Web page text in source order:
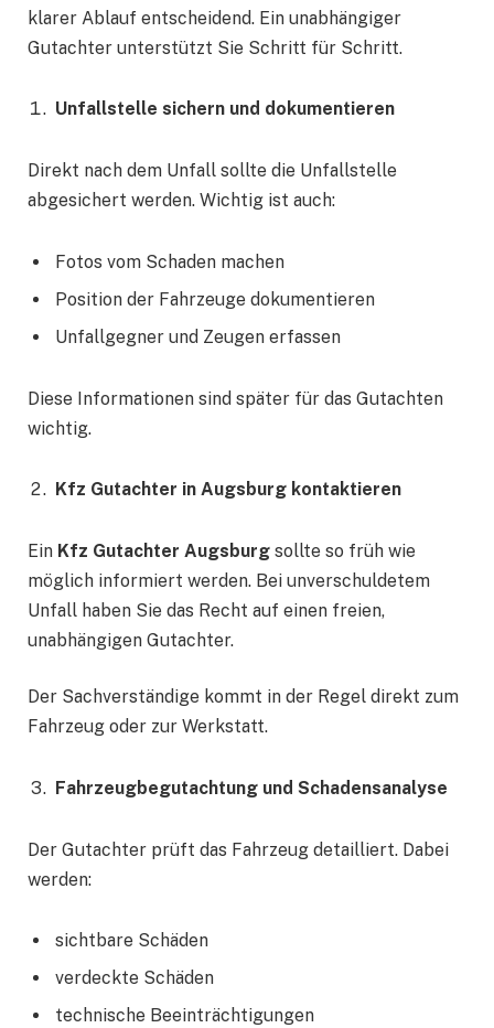
klarer Ablauf entscheidend. Ein unabhängiger
Gutachter unterstützt Sie Schritt für Schritt.
Unfallstelle sichern und dokumentieren
Direkt nach dem Unfall sollte die Unfallstelle
abgesichert werden. Wichtig ist auch:
Fotos vom Schaden machen
Position der Fahrzeuge dokumentieren
Unfallgegner und Zeugen erfassen
Diese Informationen sind später für das Gutachten
wichtig.
Kfz Gutachter in Augsburg kontaktieren
Ein Kfz Gutachter Augsburg sollte so früh wie
möglich informiert werden. Bei unverschuldetem
Unfall haben Sie das Recht auf einen freien,
unabhängigen Gutachter.
Der Sachverständige kommt in der Regel direkt zum
Fahrzeug oder zur Werkstatt.
Fahrzeugbegutachtung und Schadensanalyse
Der Gutachter prüft das Fahrzeug detailliert. Dabei
werden:
sichtbare Schäden
verdeckte Schäden
technische Beeinträchtigungen